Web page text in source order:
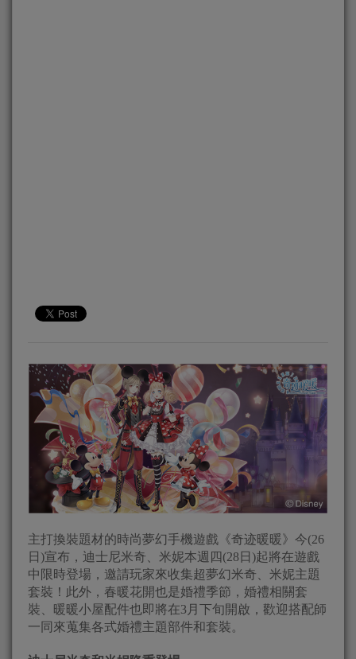
主打換裝題材的時尚夢幻手機遊戲《奇迹暖暖》今(26
日)宣布，迪士尼米奇、米妮本週四(28日)起將在遊戲
中限時登場，邀請玩家來收集超夢幻米奇、米妮主題
套裝！此外，春暖花開也是婚禮季節，婚禮相關套
裝、暖暖小屋配件也即將在3月下旬開啟，歡迎搭配師
一同來蒐集各式婚禮主題部件和套裝。